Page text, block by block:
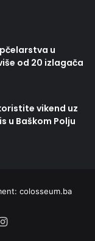
u
od 20 izlagača
vikend uz
u Baškom Polju
colosseum.ba
Instagram